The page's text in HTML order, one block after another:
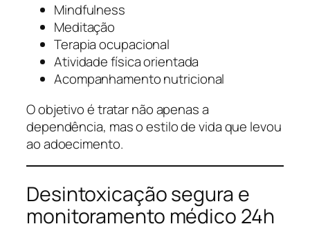
Mindfulness
Meditação
Terapia ocupacional
Atividade física orientada
Acompanhamento nutricional
O objetivo é tratar não apenas a
dependência, mas o estilo de vida que levou
ao adoecimento.
Desintoxicação segura e
monitoramento médico 24h